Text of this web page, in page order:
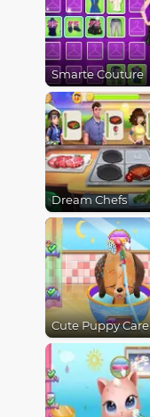
Smarte Couture
Dream Chefs
Cute Puppy Care